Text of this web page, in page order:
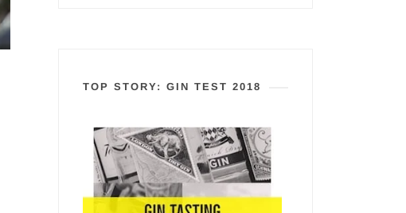
TOP STORY: GIN TEST 2018